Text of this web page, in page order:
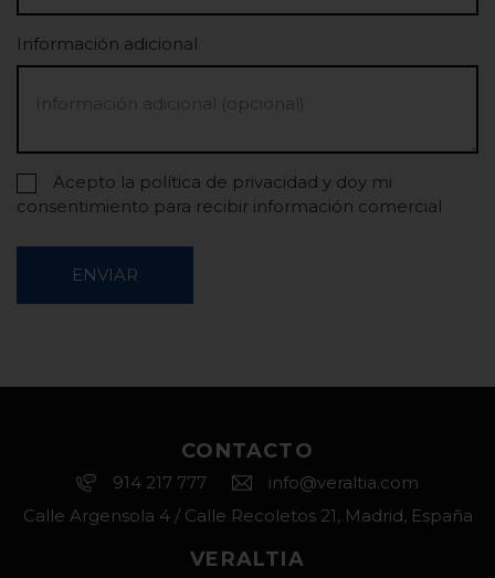
Información adicional
Acepto la política de privacidad y doy mi
consentimiento para recibir información comercial
ENVIAR
CONTACTO
914 217 777
info@veraltia.com
Calle Argensola 4 / Calle Recoletos 21, Madrid, España
VERALTIA